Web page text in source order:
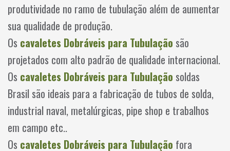
produtividade no ramo de tubulação além de aumentar
sua qualidade de produção.
Os cavaletes Dobráveis para Tubulação são
projetados com alto padrão de qualidade internacional.
Os cavaletes Dobráveis para Tubulação soldas
Brasil são ideais para a fabricação de tubos de solda,
industrial naval, metalúrgicas, pipe shop e trabalhos
em campo etc..
Os cavaletes Dobráveis para Tubulação fora